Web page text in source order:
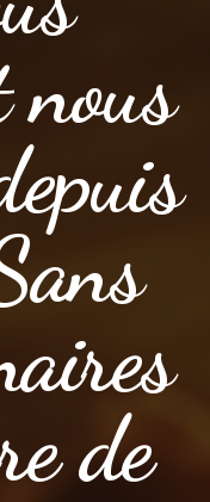
nous
de